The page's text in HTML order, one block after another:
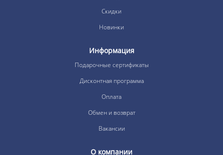
Скидки
Новинки
Информация
Подарочные сертификаты
Дисконтная программа
Оплата
Обмен и возврат
Вакансии
О компании